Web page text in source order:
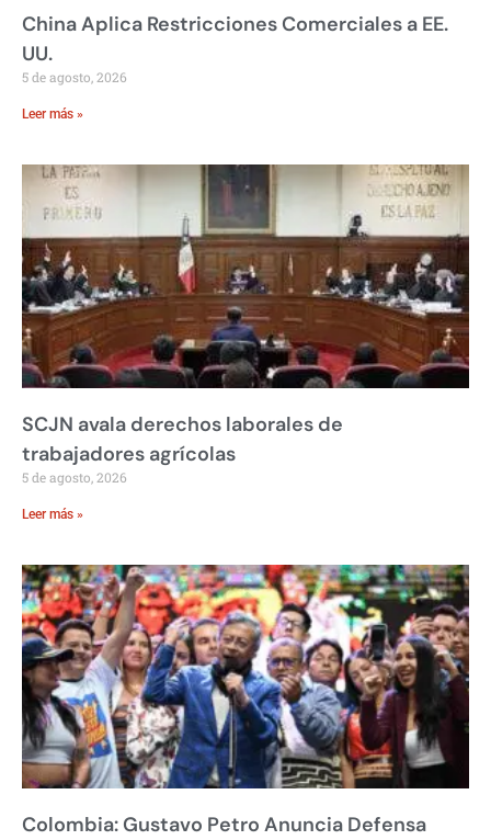
China Aplica Restricciones Comerciales a EE.
UU.
5 de agosto, 2026
Leer más »
SCJN avala derechos laborales de
trabajadores agrícolas
5 de agosto, 2026
Leer más »
Colombia: Gustavo Petro Anuncia Defensa